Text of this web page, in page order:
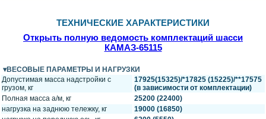
ТЕХНИЧЕСКИЕ ХАРАКТЕРИСТИКИ
Открыть полную ведомость комплектаций шасси
КАМАЗ-65115
ВЕСОВЫЕ ПАРАМЕТРЫ И НАГРУЗКИ
Допустимая масса надстройки с
грузом, кг
17925(15325)/*17825 (15225)/**17575
(в зависимости от комплектации)
Полная масса а/м, кг
25200 (22400)
нагрузка на заднюю тележку, кг
19000 (16850)